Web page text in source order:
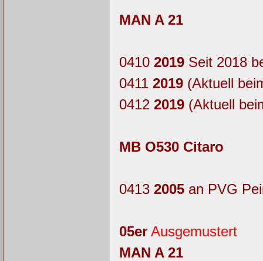
MAN A 21
0410 2019Seit 2018
0411 2019(Aktuell
0412 2019(Aktuell
MB O530 Citaro
0413 2005an PVG
05er Ausgemustert
MAN A 21